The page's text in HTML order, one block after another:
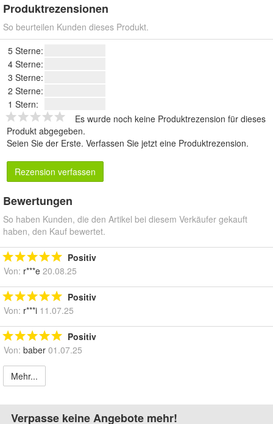
Produktrezensionen
So beurteilen Kunden dieses Produkt.
5 Sterne:
4 Sterne:
3 Sterne:
2 Sterne:
1 Stern:
Es wurde noch keine Produktrezension für dieses
Produkt abgegeben.
Seien Sie der Erste. Verfassen Sie jetzt eine Produktrezension.
Rezension verfassen
Bewertungen
So haben Kunden, die den Artikel bei diesem Verkäufer gekauft
haben, den Kauf bewertet.
Positiv
Von: r***e 20.08.25
Positiv
Von: r***i 11.07.25
Positiv
Von: baber 01.07.25
Mehr...
Verpasse keine Angebote mehr!